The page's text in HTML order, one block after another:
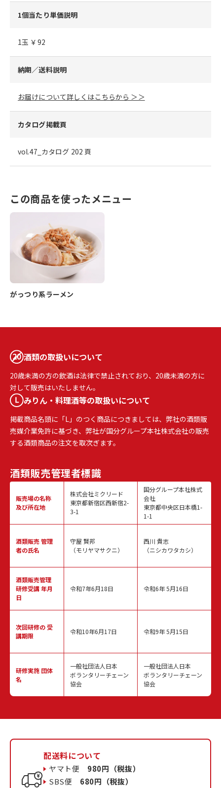
1個当たり単価説明
1玉 ￥92
納期／送料説明
お届けについて詳しくはこちらから ＞＞
カタログ掲載頁
vol.47_カタログ 202 頁
この商品を使ったメニュー
がっつり系ラーメン
酒類の取扱いについて
20歳未満の方の飲酒は法律で禁止されており、20歳未満の方に
対して販売はいたしません。
みりん・料理酒等の取扱いについて
掲載商品名頭に「L」のつく商品につきましては、弊社の酒類販
売媒介業免許に基づき、弊社が国分グループ本社株式会社の販売
する酒類商品の注文を取次ぎます。
酒類販売管理者標識
販売場の名称
及び所在地
酒類販売管理
者の氏名
酒類販売管理
研修受講 年月
日
次回研修の受
講期限
研修実施 団体
名
株式会社ミクリード
東京都新宿区西新宿2-
3-1
守屋 賢邦
（モリヤマサクニ）
令和7年6月18日
令和10年6月17日
一般社団法人日本
ボランタリーチェーン
協会
国分グループ本社株式
会社
東京都中央区日本橋1-
1-1
西川 貴志
（ニシカワタカシ）
令和6年 5月16日
令和9年 5月15日
一般社団法人日本
ボランタリーチェーン
協会
配送料について
ヤマト便 980円（税抜）
SBS便 680円（税抜）